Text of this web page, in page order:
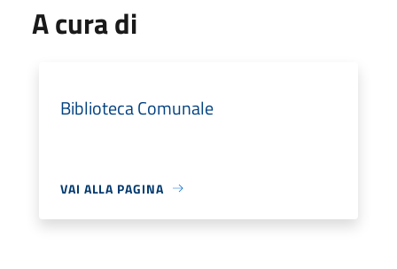
A cura di
Biblioteca Comunale
VAI ALLA PAGINA